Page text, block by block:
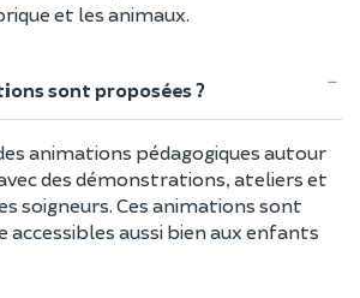
et les animaux.
sont proposées ?
animations pédagogiques autour
des démonstrations, ateliers et
soigneurs. Ces animations sont
accessibles aussi bien aux enfants